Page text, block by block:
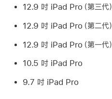
12.9 吋 iPad Pro （第三代）
12.9 吋 iPad Pro （第二代）
12.9 吋 iPad Pro （第一代）
10.5 吋 iPad Pro
9.7 吋 iPad Pro